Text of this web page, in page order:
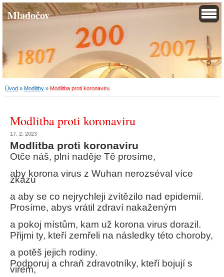
Mladočov
Úvod » Modlitby » Modlitba proti koronaviru
Modlitba proti koronaviru
17. 2. 2023
Modlitba proti koronaviru
Otče náš, plní naděje Tě prosíme,
aby korona virus z Wuhan nerozséval více
zkázu
a aby se co nejrychleji zvítězilo nad epidemií.
Prosíme, abys vrátil zdraví nakaženým
a pokoj místům, kam už korona virus dorazil.
Přijmi ty, kteří zemřeli na následky této choroby,
a potěš jejich rodiny.
Podporuj a chraň zdravotníky, kteří bojují s
virem,